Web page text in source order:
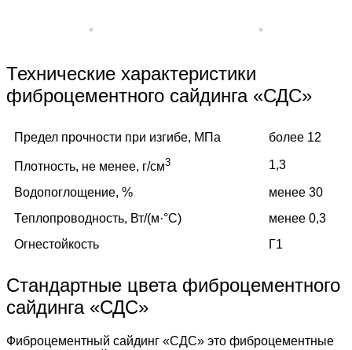
Технические характеристики
фиброцементного сайдинга «СДС»
Предел прочности при изгибе, МПа более 12
Плотность, не менее, г/см3 1,3
Водопоглощение, %
менее 30
Теплопроводность, Вт/(м·°C)
менее 0,3
Огнестойкость
Г1
Стандартные цвета фиброцементного
сайдинга «СДС»
Фиброцементный сайдинг «СДС» это фиброцементные